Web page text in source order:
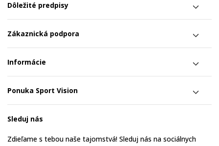
Dôležité predpisy
Zákaznická podpora
Informácie
Ponuka Sport Vision
Sleduj nás
Zdieľame s tebou naše tajomstvá! Sleduj nás na sociálnych